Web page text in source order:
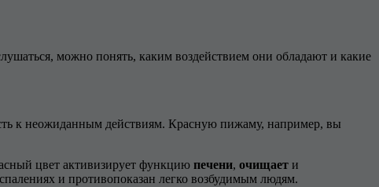
можно понять, каким воздействием они обладают и какие
к неожиданным действиям. Красную пижаму, например, вы
цвет активизирует функцию печени, очищает и
и противопоказан легко возбудимым людям.